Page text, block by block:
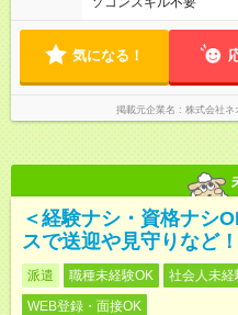
気になる！
掲載元企業名 株式会社ネ
＜経験ナシ・資格ナシ
スで送迎や見守りなど！
派遣 職種未経験OK 社会人未経
WEB登録・面接OK